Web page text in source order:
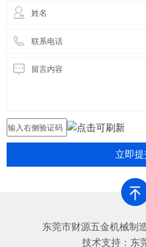
立即提
东莞市财源五金机械制
技术支持： 东